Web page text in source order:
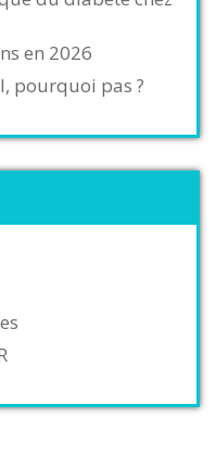
en 2026
pourquoi pas ?